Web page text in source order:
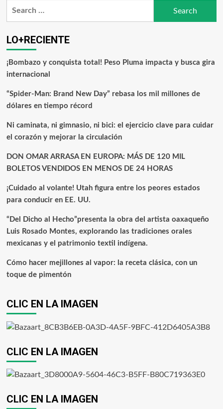
LO+RECIENTE
¡Bombazo y conquista total! Peso Pluma impacta y busca gira
internacional
“Spider-Man: Brand New Day” rebasa los mil millones de
dólares en tiempo récord
Ni caminata, ni gimnasio, ni bici: el ejercicio clave para cuidar
el corazón y mejorar la circulación
DON OMAR ARRASA EN EUROPA: MÁS DE 120 MIL
BOLETOS VENDIDOS EN MENOS DE 24 HORAS
¡Cuidado al volante! Utah figura entre los peores estados
para conducir en EE. UU.
“Del Dicho al Hecho”presenta la obra del artista oaxaqueño
Luis Rosado Montes, explorando las tradiciones orales
mexicanas y el patrimonio textil indígena.
Cómo hacer mejillones al vapor: la receta clásica, con un
toque de pimentón
CLIC EN LA IMAGEN
CLIC EN LA IMAGEN
CLIC EN LA IMAGEN